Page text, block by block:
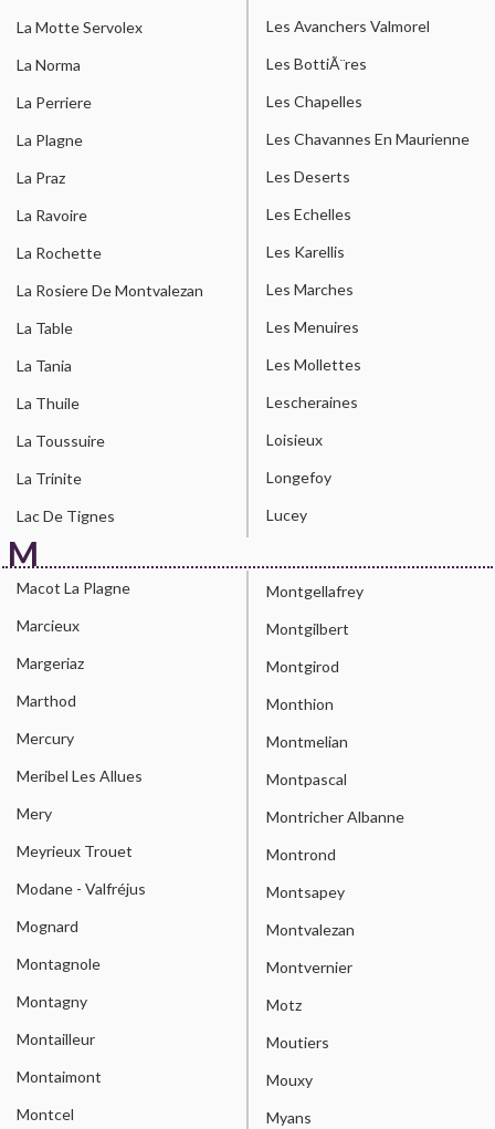
La Motte Servolex
La Norma
La Perriere
La Plagne
La Praz
La Ravoire
La Rochette
La Rosiere De Montvalezan
La Table
La Tania
La Thuile
La Toussuire
La Trinite
Lac De Tignes
Les Avanchers Valmorel
Les BottiÃ¨res
Les Chapelles
Les Chavannes En Maurienne
Les Deserts
Les Echelles
Les Karellis
Les Marches
Les Menuires
Les Mollettes
Lescheraines
Loisieux
Longefoy
Lucey
M
Macot La Plagne
Marcieux
Margeriaz
Marthod
Mercury
Meribel Les Allues
Mery
Meyrieux Trouet
Modane - Valfréjus
Mognard
Montagnole
Montagny
Montailleur
Montaimont
Montcel
Montgellafrey
Montgilbert
Montgirod
Monthion
Montmelian
Montpascal
Montricher Albanne
Montrond
Montsapey
Montvalezan
Montvernier
Motz
Moutiers
Mouxy
Myans